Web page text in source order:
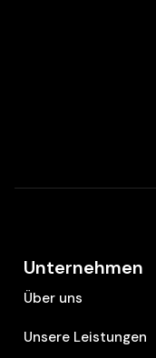
Unternehmen
Über uns
Unsere Leistungen